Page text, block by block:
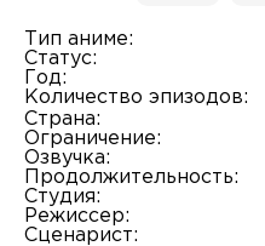
Тип аниме:
Статус:
Год:
Количество эпизодов:
Страна:
Ограничение:
Озвучка:
Продолжительность:
Студия:
Режиссер:
Сценарист: